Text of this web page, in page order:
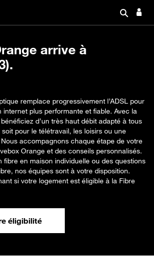
arrive à
remplace progressivement l’ADSL pour
internet plus performante et fiable. Avec la
d’un très haut débit adapté à tous
pour le télétravail, les loisirs ou une
accompagnons chaque étape de votre
Orange et des conseils personnalisés.
fibre en maison individuelle ou des questions
nos équipes sont à votre disposition.
si votre logement est éligible à la Fibre
éligibilité